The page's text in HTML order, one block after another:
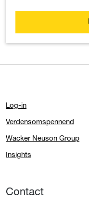
Log-in
Verdensomspennend
Wacker Neuson Group
Insights
Contact